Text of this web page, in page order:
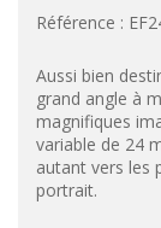
Référence :
Aussi bien
grand angle à
magnifiques
variable de 24
autant vers les
portrait.